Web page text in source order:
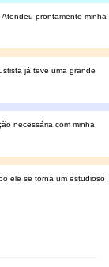
prontamente minha
já teve uma grande
necessária com minha
ele se torna um estudioso